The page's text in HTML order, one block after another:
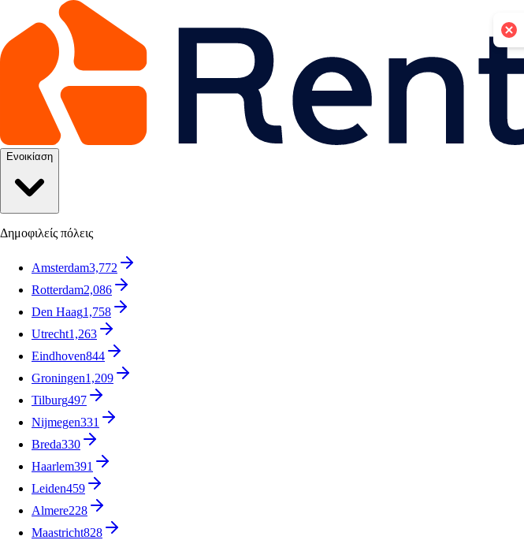
Ενοικίαση
Δημοφιλείς πόλεις
Amsterdam3,772
Rotterdam2,086
Den Haag1,758
Utrecht1,263
Eindhoven844
Groningen1,209
Tilburg497
Nijmegen331
Breda330
Haarlem391
Leiden459
Almere228
Maastricht828